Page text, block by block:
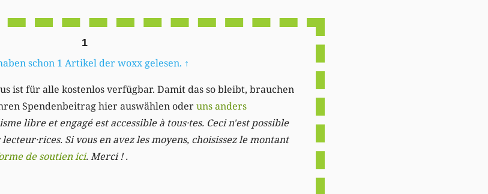
1
schon 1 Artikel der woxx gelesen. ↑
ist für alle kostenlos verfügbar. Damit das so bleibt, brauchen
Spendenbeitrag hier auswählen oderuns anders
libre et engagé est accessible à tous·tes. Ceci n'est possible
Si vous en avez les moyens, choisissez le montant
de soutien ici. Merci ! .